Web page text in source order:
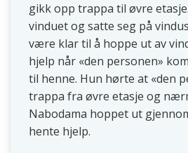
gikk opp trappa til øvre
vinduet og satte seg på
være klar til å hoppe ut av
hjelp når «den personen»
til henne. Hun hørte at «den
trappa fra øvre etasje og
Nabodama hoppet ut
hente hjelp.